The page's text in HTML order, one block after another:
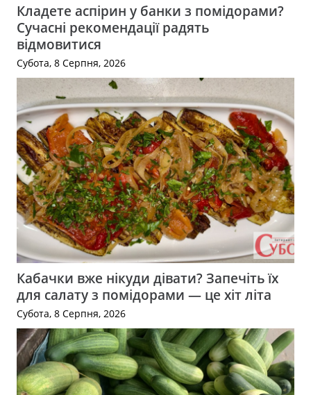
Кладете аспірин у банки з помідорами?
Сучасні рекомендації радять
відмовитися
Субота, 8 Серпня, 2026
Кабачки вже нікуди дівати? Запечіть їх
для салату з помідорами — це хіт літа
Субота, 8 Серпня, 2026